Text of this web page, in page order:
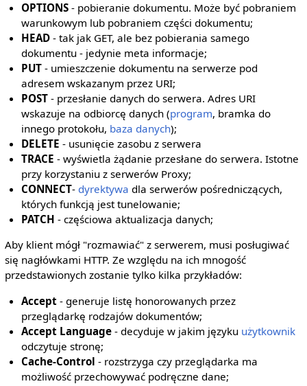
OPTIONS - pobieranie dokumentu. Może być pobraniem
warunkowym lub pobraniem części dokumentu;
HEAD - tak jak GET, ale bez pobierania samego
dokumentu - jedynie meta informacje;
PUT - umieszczenie dokumentu na serwerze pod
adresem wskazanym przez URI;
POST - przesłanie danych do serwera. Adres URI
wskazuje na odbiorcę danych (program, bramka do
innego protokołu, baza danych);
DELETE - usunięcie zasobu z serwera
TRACE - wyświetla żądanie przesłane do serwera. Istotne
przy korzystaniu z serwerów Proxy;
CONNECT- dyrektywa dla serwerów pośredniczących,
których funkcją jest tunelowanie;
PATCH - częściowa aktualizacja danych;
Aby klient mógł "rozmawiać" z serwerem, musi posługiwać
się nagłówkami HTTP. Ze względu na ich mnogość
przedstawionych zostanie tylko kilka przykładów:
Accept - generuje listę honorowanych przez
przeglądarkę rodzajów dokumentów;
Accept Language - decyduje w jakim języku użytkownik
odczytuje stronę;
Cache-Control - rozstrzyga czy przeglądarka ma
możliwość przechowywać podręczne dane;